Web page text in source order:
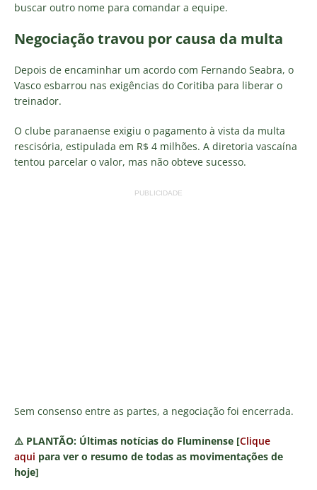
buscar outro nome para comandar a equipe.
Negociação travou por causa da multa
Depois de encaminhar um acordo com Fernando Seabra, o
Vasco esbarrou nas exigências do Coritiba para liberar o
treinador.
O clube paranaense exigiu o pagamento à vista da multa
rescisória, estipulada em R$ 4 milhões. A diretoria vascaína
tentou parcelar o valor, mas não obteve sucesso.
PUBLICIDADE
Sem consenso entre as partes, a negociação foi encerrada.
⚠️ PLANTÃO: Últimas notícias do Fluminense [Clique
aqui para ver o resumo de todas as movimentações de
hoje]